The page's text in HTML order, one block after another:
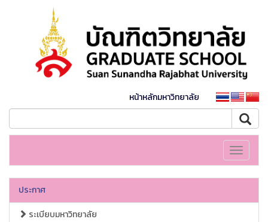
หน้าหลักมหาวิทยาลัย
Toggle
ประกาศ
ระเบียบมหาวิทยาลัย